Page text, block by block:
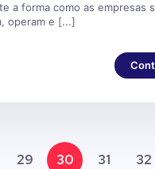
a forma como as empresas
operam e [...]
29 30 31 32